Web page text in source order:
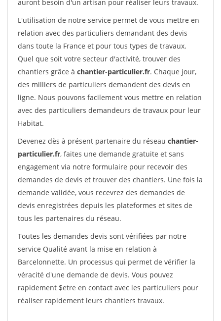
auront besoin d'un artisan pour réaliser leurs travaux.
L'utilisation de notre service permet de vous mettre en
relation avec des particuliers demandant des devis
dans toute la France et pour tous types de travaux.
Quel que soit votre secteur d'activité, trouver des
chantiers grâce à chantier-particulier.fr. Chaque jour,
des milliers de particuliers demandent des devis en
ligne. Nous pouvons facilement vous mettre en relation
avec des particuliers demandeurs de travaux pour leur
Habitat.
Devenez dès à présent partenaire du réseau chantier-
particulier.fr, faites une demande gratuite et sans
engagement via notre formulaire pour recevoir des
demandes de devis et trouver des chantiers. Une fois la
demande validée, vous recevrez des demandes de
devis enregistrées depuis les plateformes et sites de
tous les partenaires du réseau.
Toutes les demandes devis sont vérifiées par notre
service Qualité avant la mise en relation à
Barcelonnette. Un processus qui permet de vérifier la
véracité d'une demande de devis. Vous pouvez
rapidement $etre en contact avec les particuliers pour
réaliser rapidement leurs chantiers travaux.